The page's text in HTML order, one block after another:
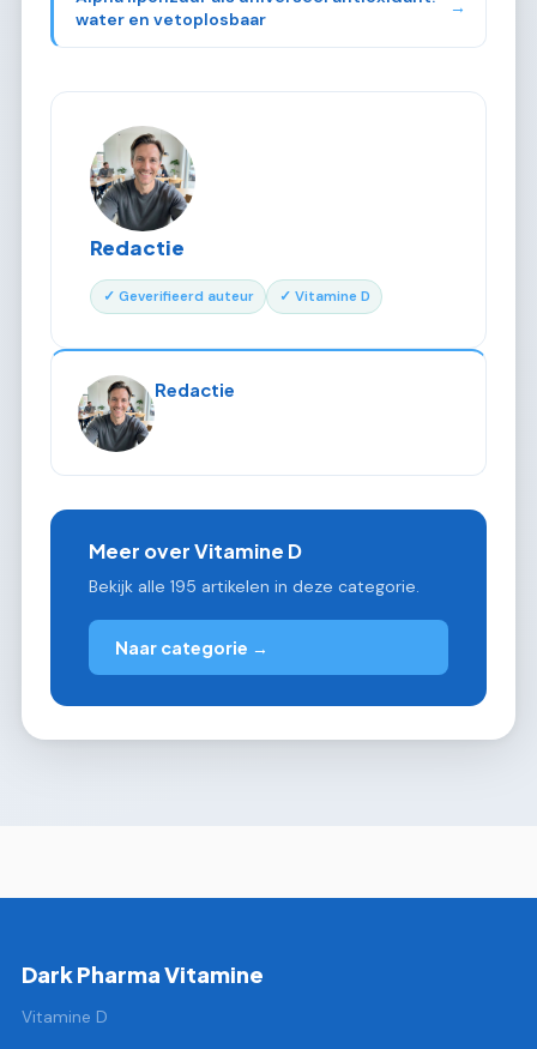
water en vetoplosbaar
→
Redactie
✓ Geverifieerd auteur ✓ Vitamine D
Redactie
Meer over Vitamine D
Bekijk alle 195 artikelen in deze categorie.
Naar categorie →
Dark Pharma Vitamine
Vitamine D